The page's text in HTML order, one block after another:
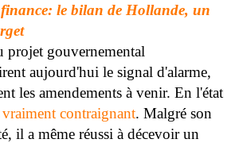
le bilan de Hollande, un
projet gouvernemental
aujourd'hui le signal d'alarme,
les amendements à venir. En l'état
contraignant. Malgré son
il a même réussi à décevoir un